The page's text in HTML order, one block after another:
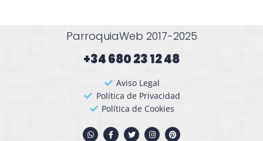
ParroquiaWeb 2017-2025
+34 680 23 12 48​
Aviso Legal
Política de Privacidad
Política de Cookies
W
h
F
a
T
w
I
n
P
i